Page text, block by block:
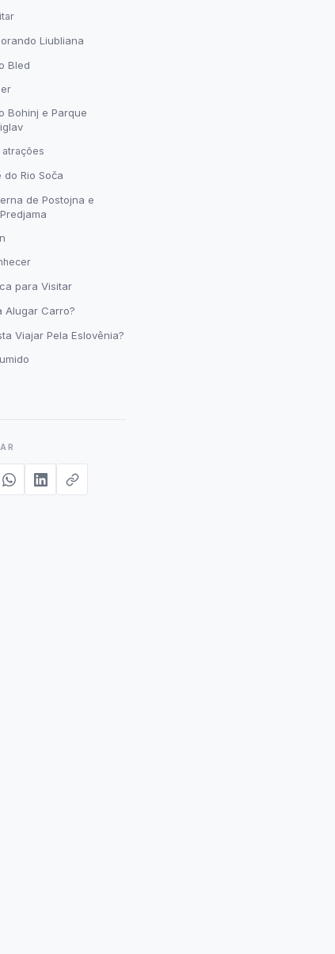
Liubliana
Bled
Bohinj e Parque
atrações
do Rio Soča
de Postojna e
para Visitar
Alugar Carro?
Viajar Pela Eslovênia?